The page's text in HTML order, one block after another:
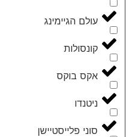
עולם הגיימינג
קונסולות
אקס בוקס
ניטנדו
סוני פלייסטיישן